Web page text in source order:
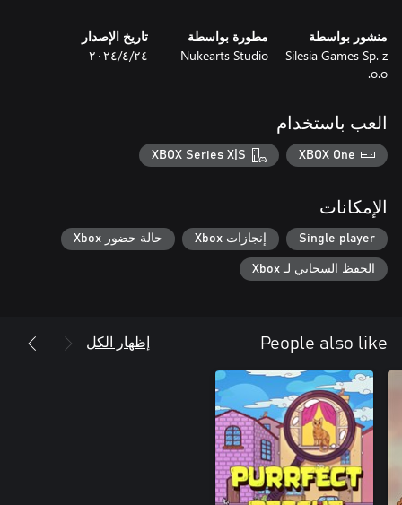
منشور بواسطة
Silesia Games Sp. z
o.o.
مطورة بواسطة
Nukearts Studio
تاريخ الإصدار
٢٤‏/٤‏/٢٠٢٤
العب باستخدام
XBOX One
XBOX Series X|S
الإمكانات
Single player إنجازات Xbox حالة حضور Xbox
الحفظ السحابي لـ Xbox
People also like إظهار الكل